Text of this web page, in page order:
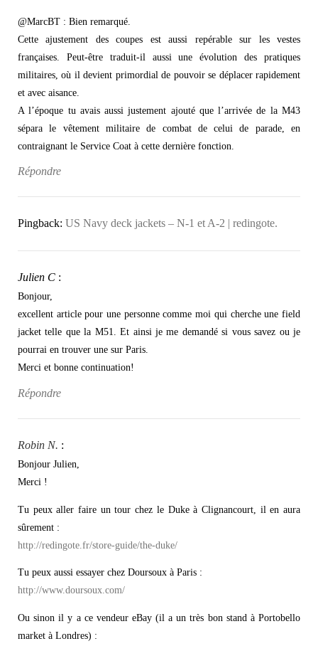
@MarcBT : Bien remarqué.
Cette ajustement des coupes est aussi repérable sur les vestes
françaises. Peut-être traduit-il aussi une évolution des pratiques
militaires, où il devient primordial de pouvoir se déplacer rapidement
et avec aisance.
A l’époque tu avais aussi justement ajouté que l’arrivée de la M43
sépara le vêtement militaire de combat de celui de parade, en
contraignant le Service Coat à cette dernière fonction.
Répondre
Pingback: US Navy deck jackets – N-1 et A-2 | redingote.
Julien C :
Bonjour,
excellent article pour une personne comme moi qui cherche une field
jacket telle que la M51. Et ainsi je me demandé si vous savez ou je
pourrai en trouver une sur Paris.
Merci et bonne continuation!
Répondre
Robin N. :
Bonjour Julien,
Merci !
Tu peux aller faire un tour chez le Duke à Clignancourt, il en aura
sûrement :
http://redingote.fr/store-guide/the-duke/
Tu peux aussi essayer chez Doursoux à Paris :
http://www.doursoux.com/
Ou sinon il y a ce vendeur eBay (il a un très bon stand à Portobello
market à Londres) :